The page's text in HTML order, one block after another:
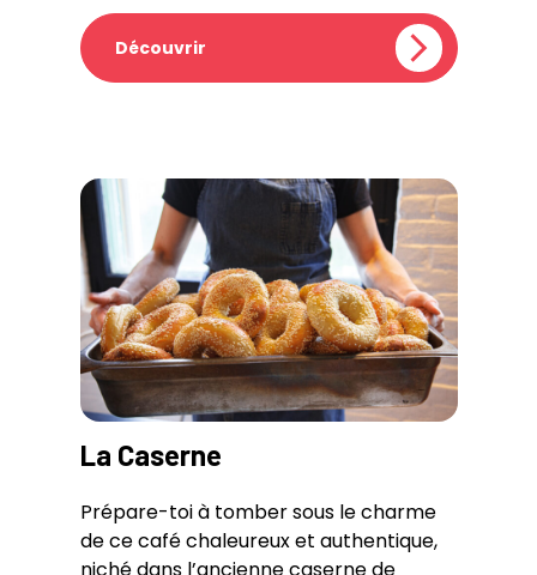
Découvrir
La Caserne
Prépare-toi à tomber sous le charme
de ce café chaleureux et authentique,
niché dans l’ancienne caserne de